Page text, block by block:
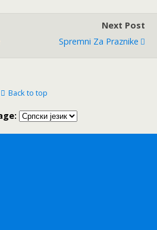
Next Post
Spremni Za Praznike
Back to top